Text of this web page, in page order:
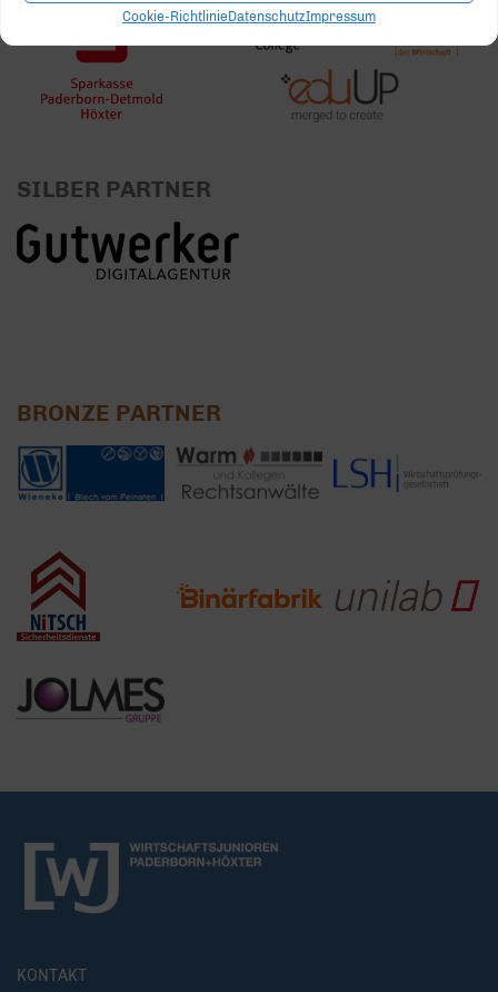
Cookie-RichtlinieDatenschutzImpressum
SILBER PARTNER
BRONZE PARTNER
KONTAKT